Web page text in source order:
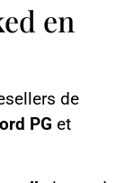
en
de
PG et